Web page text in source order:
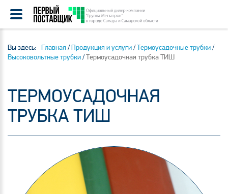
Вы здесь: Главная /Продукция и услуги/Термоусадочные трубки/
Высоковольтные трубки/Термоусадочная трубка ТИШ
ТЕРМОУСАДОЧНАЯ
ТРУБКА ТИШ